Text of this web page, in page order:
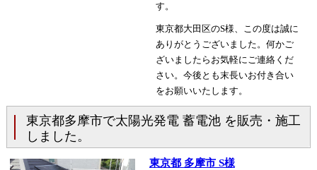
す。
東京都大田区のS様、この度は誠に
ありがとうございました。何かご
ざいましたらお気軽にご連絡くだ
さい。今後とも末長いお付き合い
をお願いいたします。
東京都多摩市で太陽光発電 蓄電池 を販売・施工
しました。
東京都 多摩市 S様